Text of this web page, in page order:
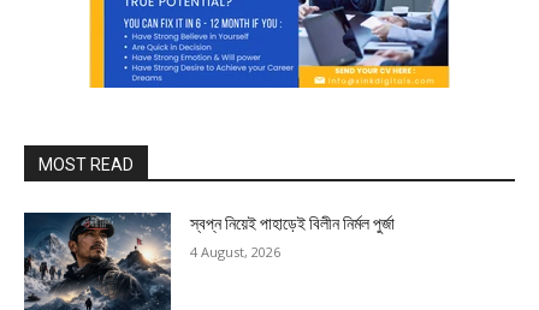
MOST READ
স্বপ্ন নিয়েই পাহাড়েই বিলীন নির্মল পুর্জা
4 August, 2026